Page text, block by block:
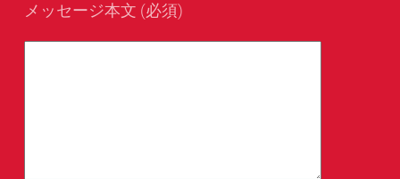
メッセージ本文 (必須)